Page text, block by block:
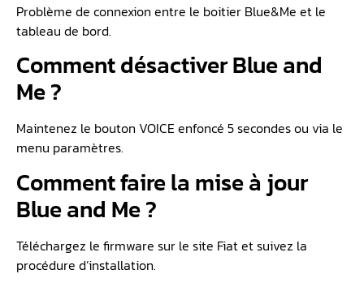
Problème de connexion entre le boitier Blue&Me et le
tableau de bord.
Comment désactiver Blue and
Me ?
Maintenez le bouton VOICE enfoncé 5 secondes ou via le
menu paramètres.
Comment faire la mise à jour
Blue and Me ?
Téléchargez le firmware sur le site Fiat et suivez la
procédure d’installation.